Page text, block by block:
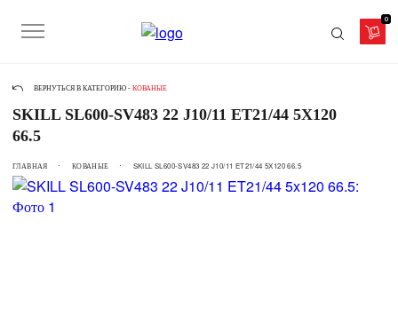
0
ВЕРНУТЬСЯ В КАТЕГОРИЮ - КОВАНЫЕ
SKILL SL600-SV483 22 J10/11 ET21/44 5X120
66.5
ГЛАВНАЯ КОВАНЫЕ SKILL SL600-SV483 22 J10/11 ET21/44 5X120 66.5